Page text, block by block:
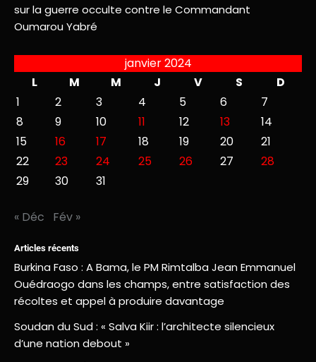
sur la guerre occulte contre le Commandant
Oumarou Yabré
janvier 2024
L
M M J V S
D
1
2 3 4 5 6
7
8
9 10 11 12 13
14
15
16 17 18 19 20
21
22
23 24 25 26 27
28
29
30 31
« Déc Fév »
Articles récents
Burkina Faso : A Bama, le PM Rimtalba Jean Emmanuel
Ouédraogo dans les champs, entre satisfaction des
récoltes et appel à produire davantage
Soudan du Sud : « Salva Kiir : l’architecte silencieux
d’une nation debout »